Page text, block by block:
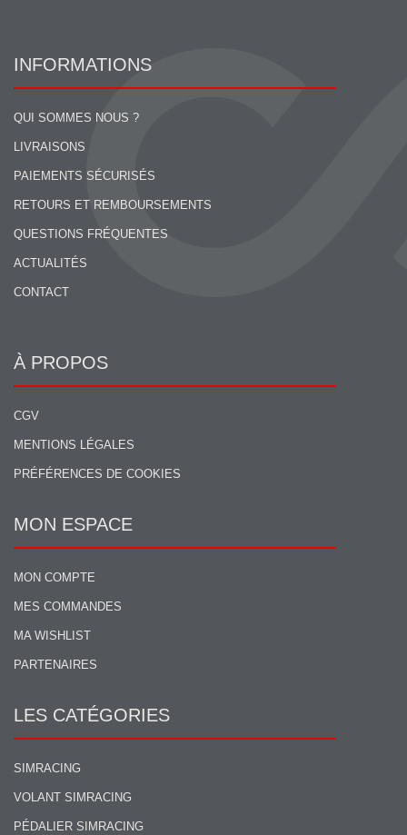
INFORMATIONS
QUI SOMMES NOUS ?
LIVRAISONS
PAIEMENTS SÉCURISÉS
RETOURS ET REMBOURSEMENTS
QUESTIONS FRÉQUENTES
ACTUALITÉS
CONTACT
À PROPOS
CGV
MENTIONS LÉGALES
PRÉFÉRENCES DE COOKIES
MON ESPACE
MON COMPTE
MES COMMANDES
MA WISHLIST
PARTENAIRES
LES CATÉGORIES
SIMRACING
VOLANT SIMRACING
PÉDALIER SIMRACING